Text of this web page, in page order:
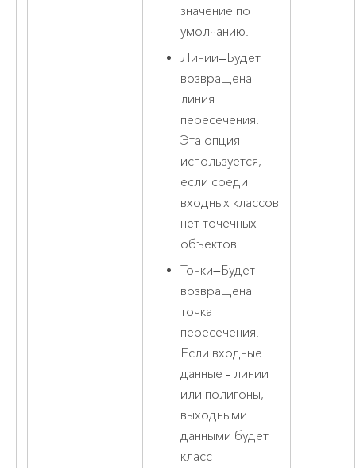
значение по
умолчанию.
Линии—Будет
возвращена
линия
пересечения.
Эта опция
используется,
если среди
входных классов
нет точечных
объектов.
Точки—Будет
возвращена
точка
пересечения.
Если входные
данные – линии
или полигоны,
выходными
данными будет
класс